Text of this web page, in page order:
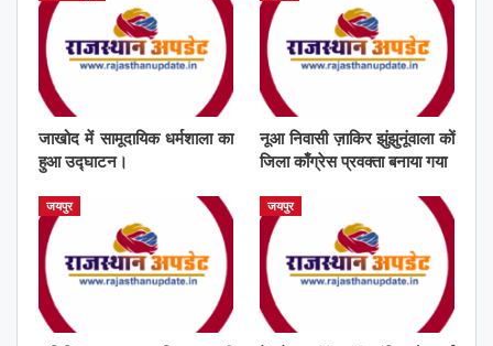
जाखोद में सामूदायिक धर्मशाला का
हुआ उद्घाटन।
नूआ निवासी ज़ाकिर झुंझुनूंवाला कों
जिला काँग्रेस प्रवक्ता बनाया गया
जयपुर जयपुर